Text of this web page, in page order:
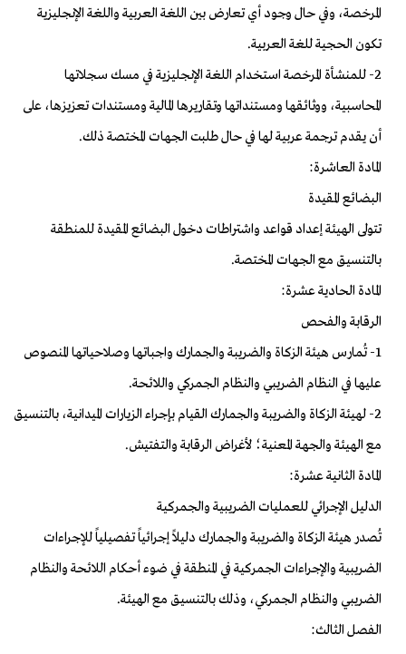
المرخصة، وفي حال وجود أي تعارض بين اللغة العربية واللغة الإنجليزية
تكون الحجية للغة العربية.
2- للمنشأة المرخصة استخدام اللغة الإنجليزية في مسك سجلاتها
المحاسبية، ووثائقها ومستنداتها وتقاريرها المالية ومستندات تعزيزها، على
أن يقدم ترجمة عربية لها في حال طلبت الجهات المختصة ذلك.
المادة العاشرة:
البضائع المقيدة
تتولى الهيئة إعداد قواعد واشتراطات دخول البضائع المقيدة للمنطقة
بالتنسيق مع الجهات المختصة.
المادة الحادية عشرة:
الرقابة والفحص
1- تُمارس هيئة الزكاة والضريبة والجمارك واجباتها وصلاحياتها المنصوص
عليها في النظام الضريبي والنظام الجمركي واللائحة.
2- لهيئة الزكاة والضريبة والجمارك القيام بإجراء الزيارات الميدانية، بالتنسيق
مع الهيئة والجهة المعنية؛ لأغراض الرقابة والتفتيش.
المادة الثانية عشرة:
الدليل الإجرائي للعمليات الضريبية والجمركية
تُصدر هيئة الزكاة والضريبة والجمارك دليلاً إجرائياً تفصيلياً للإجراءات
الضريبية والإجراءات الجمركية في المنطقة في ضوء أحكام اللائحة والنظام
الضريبي والنظام الجمركي، وذلك بالتنسيق مع الهيئة.
الفصل الثالث: